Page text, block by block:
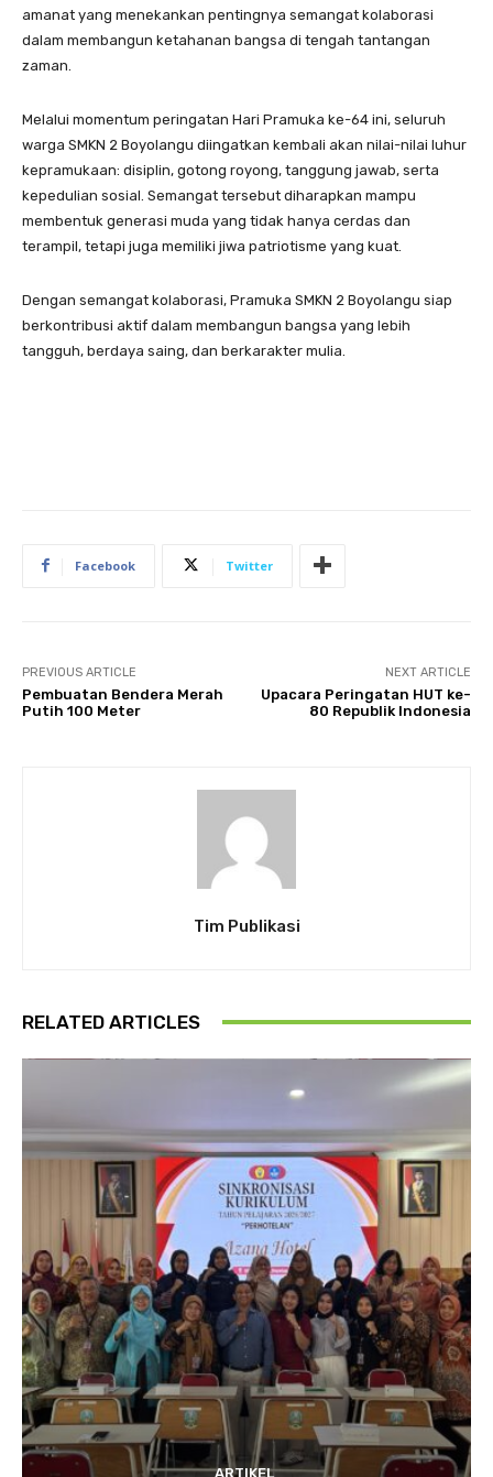
amanat yang menekankan pentingnya semangat kolaborasi
dalam membangun ketahanan bangsa di tengah tantangan
zaman.
Melalui momentum peringatan Hari Pramuka ke-64 ini, seluruh
warga SMKN 2 Boyolangu diingatkan kembali akan nilai-nilai luhur
kepramukaan: disiplin, gotong royong, tanggung jawab, serta
kepedulian sosial. Semangat tersebut diharapkan mampu
membentuk generasi muda yang tidak hanya cerdas dan
terampil, tetapi juga memiliki jiwa patriotisme yang kuat.
Dengan semangat kolaborasi, Pramuka SMKN 2 Boyolangu siap
berkontribusi aktif dalam membangun bangsa yang lebih
tangguh, berdaya saing, dan berkarakter mulia.
Facebook Twitter
PREVIOUS ARTICLE
Pembuatan Bendera Merah
Putih 100 Meter
NEXT ARTICLE
Upacara Peringatan HUT ke-
80 Republik Indonesia
Tim Publikasi
RELATED ARTICLES
ARTIKEL